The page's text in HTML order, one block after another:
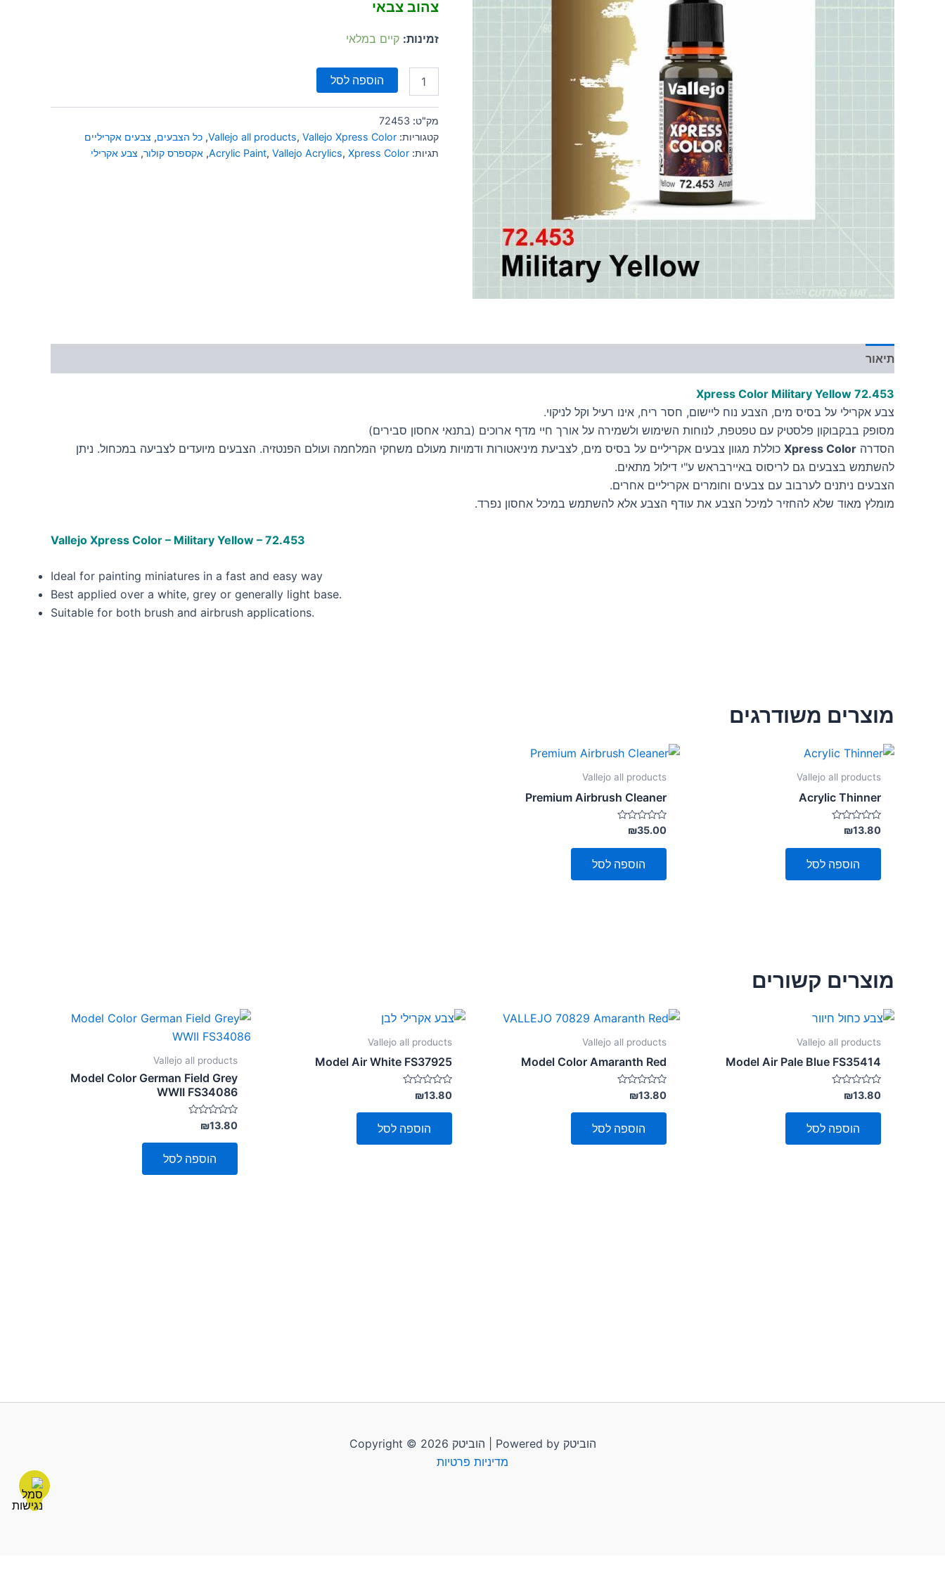
צהוב צבאי
זמינות: קיים במלאי
הוספה לסל
מק"ט: 72453
קטגוריות:
Vallejo all products, Vallejo Xpress Color
, כל הצבעים, צבעים אקריליים
תגיות:
Acrylic Paint, Vallejo Acrylics, Xpress Color
, אקספרס קולור, צבע אקרילי
תיאור
Xpress Color Military Yellow 72.453
צבע אקרילי על בסיס מים, הצבע נוח ליישום, חסר ריח, אינו רעיל וקל לניקוי.
מסופק בבקבוקון פלסטיק עם טפטפת, לנוחות השימוש ולשמירה על אורך חיי מדף ארוכים (בתנאי אחסון סבירים)
הסדרה Xpress Color כוללת מגוון צבעים אקריליים על בסיס מים, לצביעת מיניאטורות ודמויות מעולם משחקי המלחמה ועולם הפנטזיה. הצבעים מיועדים לצביעה במכחול. ניתן
להשתמש בצבעים גם לריסוס באיירבראש ע"י דילול מתאים.
הצבעים ניתנים לערבוב עם צבעים וחומרים אקריליים אחרים.
מומלץ מאוד שלא להחזיר למיכל הצבע את עודף הצבע אלא להשתמש במיכל אחסון נפרד.
Vallejo Xpress Color – Military Yellow – 72.453
Ideal for painting miniatures in a fast and easy way
Best applied over a white, grey or generally light base.
Suitable for both brush and airbrush applications.
מוצרים משודרגים
Vallejo all products
Acrylic Thinner
דורג
0
מתוך
₪13.80
הוספה לסל
Vallejo all products
Premium Airbrush Cleaner
דורג
0
מתוך
₪35.00
הוספה לסל
מוצרים קשורים
Vallejo all products
Model Air Pale Blue FS35414
דורג
0
מתוך
₪13.80
הוספה לסל
Vallejo all products
Model Color Amaranth Red
דורג
0
מתוך
₪13.80
הוספה לסל
Vallejo all products
Model Air White FS37925
דורג
0
מתוך
₪13.80
הוספה לסל
Vallejo all products
Model Color German Field Grey
WWII FS34086
דורג
0
מתוך
₪13.80
הוספה לסל
Copyright © 2026 הוביטק | Powered by הוביטק
מדיניות פרטיות